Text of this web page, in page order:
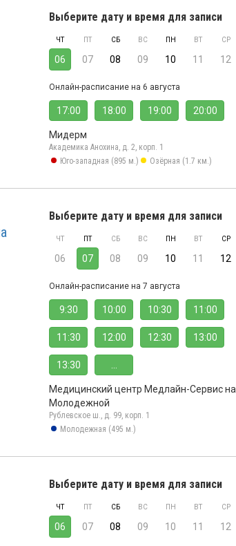
Выберите дату и время для записи
ЧТ
06
ПТ
07
СБ
08
ВС
09
ПН
10
ВТ
11
СР
12
Онлайн-расписание на 6 августа
17:00 18:00 19:00 20:00
Мидерм
Академика Анохина, д. 2, корп. 1
Юго-западная (895 м.)
Озёрная (1.7 км.)
Выберите дату и время для записи
ЧТ
06
ПТ
07
СБ
08
ВС
09
ПН
10
ВТ
11
СР
12
Онлайн-расписание на 7 августа
9:30 10:00 10:30 11:00
11:30 12:00 12:30 13:00
13:30
Медицинский центр Медлайн-Сервис на
Молодежной
Рублевское ш., д. 99, корп. 1
Молодежная (495 м.)
Выберите дату и время для записи
ЧТ
06
ПТ
07
СБ
08
ВС
09
ПН
10
ВТ
11
СР
12